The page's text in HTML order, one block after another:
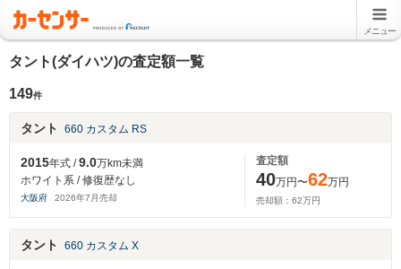
メニュー
タント(ダイハツ)の査定額一覧
149件
タント 660 カスタム RS
2015年式 /9.0万km未満
ホワイト系 / 修復歴なし
大阪府 2026年7 月売却
査定額
40万円〜62万円
売却額： 62万円
タント 660 カスタム X